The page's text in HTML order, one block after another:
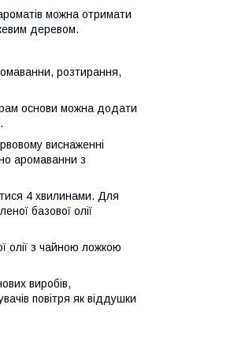
можна отримати
деревом.
розтирання,
основи можна додати
виснаженні
аромаванни з
4 хвилинами. Для
базової олії
олії з чайною ложкою
виробів,
повітря як віддушки